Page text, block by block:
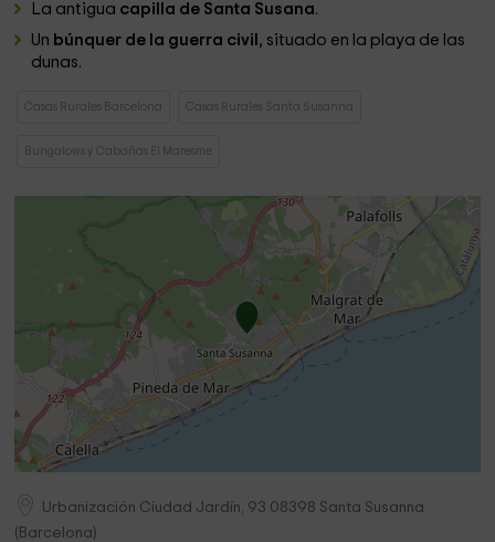
La antigua capilla de Santa Susana.
Un búnquer de la guerra civil , situado en la playa de las
dunas.
Casas Rurales Barcelona Casas Rurales Santa Susanna
Bungalows y Cabañas El Maresme
Urbanización Ciudad Jardín, 93 08398 Santa Susanna
( Barcelona)